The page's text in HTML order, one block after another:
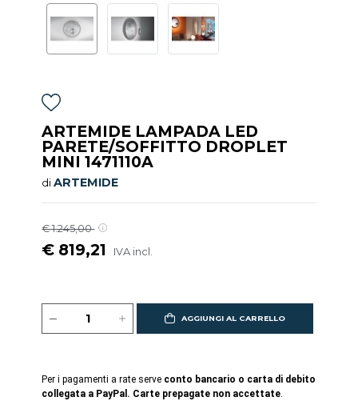
ARTEMIDE LAMPADA LED
PARETE/SOFFITTO DROPLET
MINI 1471110A
diARTEMIDE
€ 1.245,00
€ 819,21 IVA incl.
AGGIUNGI AL CARRELLO
Per i pagamenti a rate serve conto bancario o carta di debito
collegata a PayPal. Carte prepagate non accettate